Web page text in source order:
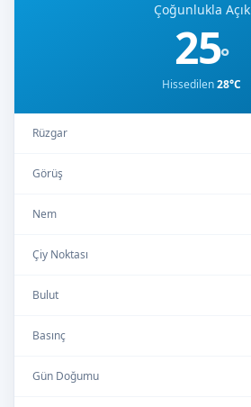
Çoğunlukla Açık
25°
Hissedilen28°C
Rüzgar
Görüş
Nem
Çiy Noktası
Bulut
Basınç
Gün Doğumu